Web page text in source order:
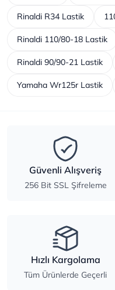
Rinaldi R34 Lastik
Rinaldi 110/80-18 Lastik
Rinaldi 90/90-21 Lastik
Yamaha Wr125r Lastik
Güvenli Alışveriş
256 Bit SSL Şifreleme
Hızlı Kargolama
Tüm Ürünlerde Geçerli